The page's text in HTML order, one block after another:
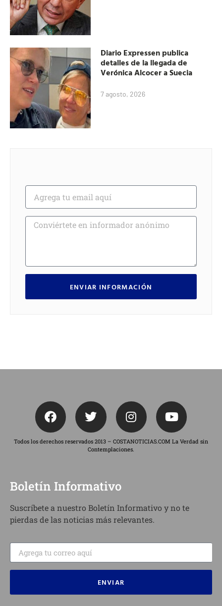
Diario Expressen publica
detalles de la llegada de
Verónica Alcocer a Suecia
7 agosto, 2026
ENVIAR INFORMACIÓN
Todos los derechos reservados 2013 – COSTANOTICIAS.COM La Verdad sin
Contemplaciones.
Boletín Informativo
Suscríbete a nuestro Boletín Informativo y no te
pierdas de las noticias más relevantes.
ENVIAR